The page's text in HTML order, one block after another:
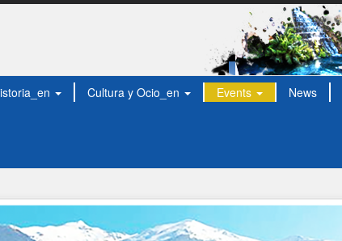
Cultura y Ocio_en Events News